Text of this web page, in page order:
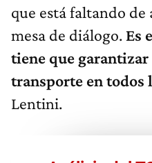
que está faltando
mesa de diálogo. Es
tiene que
transporte en todos
Lentini.